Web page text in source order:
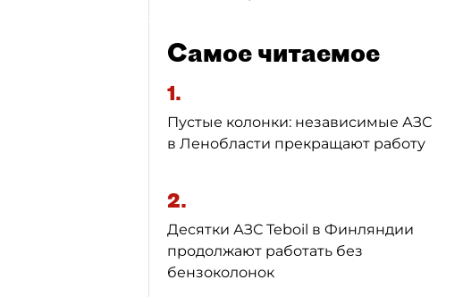
Самое читаемое
1.
Пустые колонки: независимые АЗС
в Ленобласти прекращают работу
2.
Десятки АЗС Teboil в Финляндии
продолжают работать без
бензоколонок